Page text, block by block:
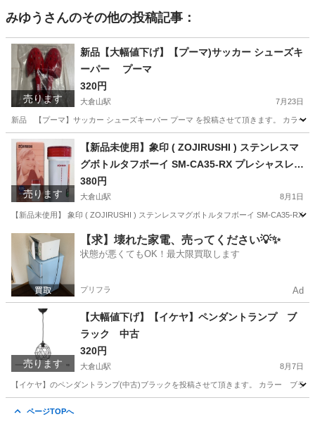
みゆう さんのその他の投稿記事：
売ります
新品【大幅値下げ】【プーマ)サッカー シューズキ
ーパー プーマ
320円
大倉山駅 7月23日
新品 【プーマ】サッカー シューズキーパー プーマ を投稿させて頂きます。 カラー
神奈川 横浜市 大倉山駅 サッカー
売ります
【新品未使用】象印 ( ZOJIRUSHI ) ステンレスマ
グボトルタフボーイ SM-CA35-RX プレシャスレッ
ド
380円
大倉山駅 8月1日
【新品未使用】 象印 ( ZOJIRUSHI ) ステンレスマグボトルタフボーイ SM-CA35-RX
神奈川 大倉山駅 その他 象印
【求】壊れた家電、売ってください💡✨
状態が悪くてもOK！最大限買取します
プリフラ Ad
売ります
【大幅値下げ】【イケヤ】ペンダントランプ ブ
ラック 中古
320円
大倉山駅 8月7日
【イケヤ】のペンダントランプ(中古)ブラックを投稿させて頂きます。 カラー ブラ
ページTOPへ